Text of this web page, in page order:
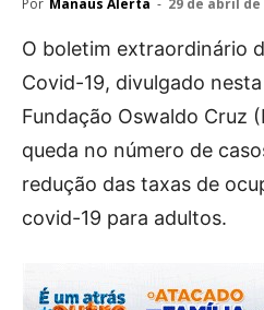
Por Manaus Alerta - 29 de abril de
O boletim extraordinário
Covid-19, divulgado
Fundação Oswaldo Cruz
queda no número de
redução das taxas de
covid-19 para adultos.